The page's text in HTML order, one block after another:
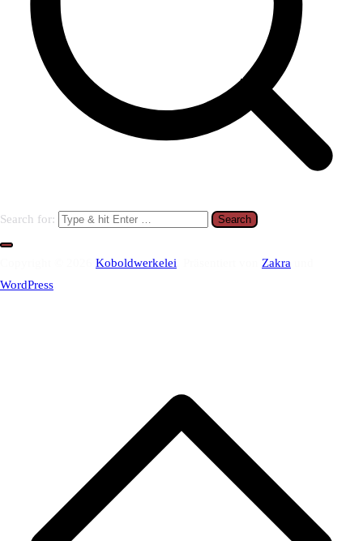
Search for:
Koboldwerkelei Zakra
WordPress